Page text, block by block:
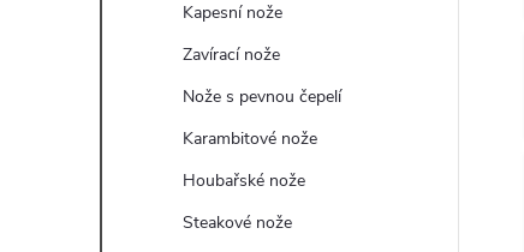
Kapesní nože
Zavírací nože
Nože s pevnou čepelí
Karambitové nože
Houbařské nože
Steakové nože